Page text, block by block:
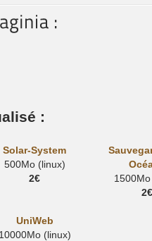
:
Solar-System
500Mo (linux)
2€
2€
UniWeb
10000Mo (linux)